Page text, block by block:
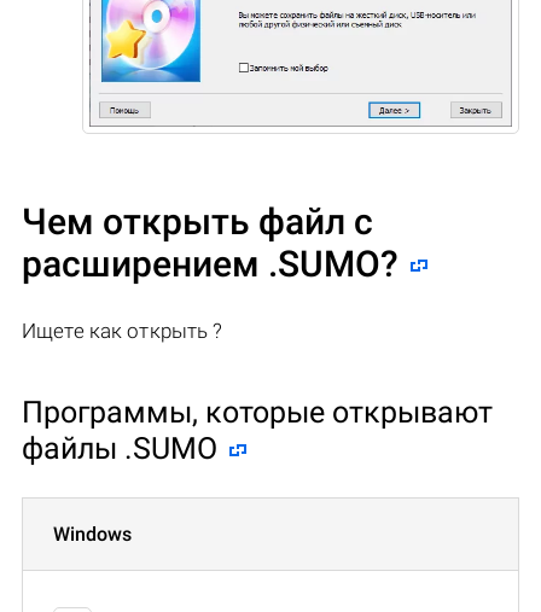
Чем открыть файл с
расширением .SUMO?
Ищете как открыть ?
Программы, которые открывают
файлы .SUMO
Windows